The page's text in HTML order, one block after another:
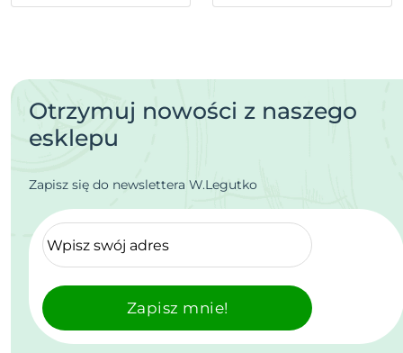
Otrzymuj nowości z naszego
esklepu
Zapisz się do newslettera W.Legutko
Zapisz mnie!